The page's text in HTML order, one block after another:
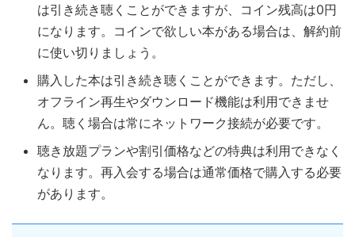
は引き続き聴くことができますが、コイン残高は0円
になります。コインで欲しい本がある場合は、解約前
に使い切りましょう。
購入した本は引き続き聴くことができます。ただし、
オフライン再生やダウンロード機能は利用できませ
ん。聴く場合は常にネットワーク接続が必要です。
聴き放題プランや割引価格などの特典は利用できなく
なります。再入会する場合は通常価格で購入する必要
があります。